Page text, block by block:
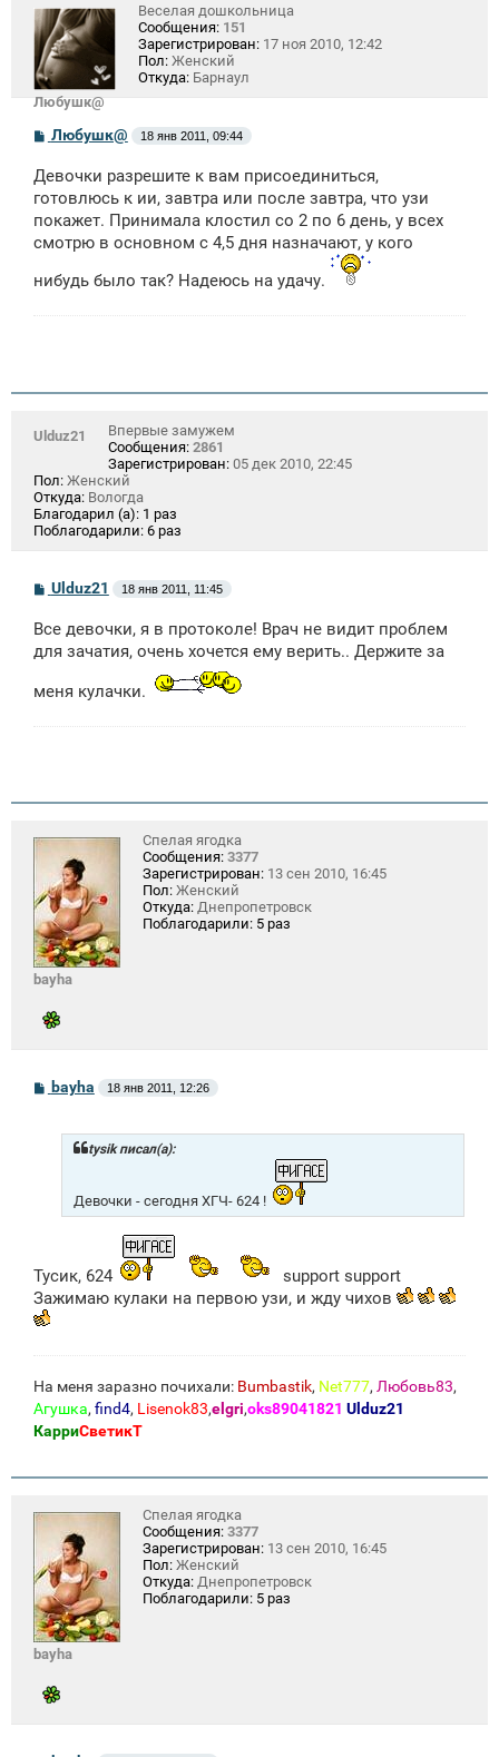
Любушк@
Веселая дошкольница
Сообщения: 151
Зарегистрирован: 17 ноя 2010, 12:42
Пол: Женский
Откуда: Барнаул
С
о
б
щ
н
и
Любушк@ 18 янв 2011, 09:44
Девочки разрешите к вам присоединиться,
готовлюсь к ии, завтра или после завтра, что узи
покажет. Принимала клостил со 2 по 6 день, у всех
смотрю в основном с 4,5 дня назначают, у кого
нибудь было так? Надеюсь на удачу.
Ulduz21
Впервые замужем
Сообщения: 2861
Зарегистрирован: 05 дек 2010, 22:45
Пол: Женский
Откуда: Вологда
Благодарил (а): 1 раз
Поблагодарили: 6 раз
С
о
б
щ
и
Ulduz21 18 янв 2011, 11:45
Все девочки, я в протоколе! Врач не видит проблем
для зачатия, очень хочется ему верить.. Держите за
меня кулачки.
bayha
Спелая ягодка
Сообщения: 3377
Зарегистрирован: 13 сен 2010, 16:45
Пол: Женский
Откуда: Днепропетровск
Поблагодарили: 5 раз
Сbayha 18 янв 2011, 12:26
tysik писал(а):
Девочки - сегодня ХГЧ- 624 !
Тусик, 624
support support
Зажимаю кулаки на первою узи, и жду чихов
На меня заразно почихали: Bumbastik, Net777, Любовь83,
Агушка, find4, Lisenok83,elgri,oks89041821 Ulduz21
КарриСветикТ
bayha
Спелая ягодка
Сообщения: 3377
Зарегистрирован: 13 сен 2010, 16:45
Пол: Женский
Откуда: Днепропетровск
Поблагодарили: 5 раз